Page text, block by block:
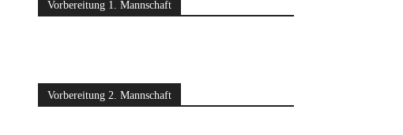
Vorbereitung 1. Mannschaft
Vorbereitung 2. Mannschaft